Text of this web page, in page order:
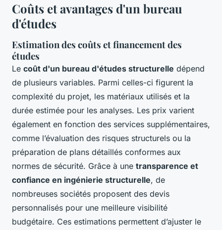
Coûts et avantages d'un bureau
d'études
Estimation des coûts et financement des
études
Le coût d'un bureau d'études structurelle dépend
de plusieurs variables. Parmi celles-ci figurent la
complexité du projet, les matériaux utilisés et la
durée estimée pour les analyses. Les prix varient
également en fonction des services supplémentaires,
comme l’évaluation des risques structurels ou la
préparation de plans détaillés conformes aux
normes de sécurité. Grâce à une transparence et
confiance en ingénierie structurelle, de
nombreuses sociétés proposent des devis
personnalisés pour une meilleure visibilité
budgétaire. Ces estimations permettent d’ajuster le